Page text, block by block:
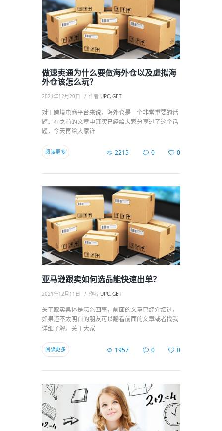
做速卖通为什么要做海外仓以及虚拟海
外仓该怎么玩？
2021年12月20日 作者 UPC, GET
对于跨境电商平台来说，海外仓是一个非常重要的话
题。在之前的文章中其实已经给大家分享过了这个话
题，今天再给大家详
阅读更多 2215 0 0
亚马逊跟卖如何选品能快速出单？
2021年12月11日 作者 UPC, GET
关于跟卖具体是怎么回事，前面的文章已经介绍过，
如果还不太明白的朋友可以翻看前面的文章或者找我
详细了解。关于大家
阅读更多 1957 0 0